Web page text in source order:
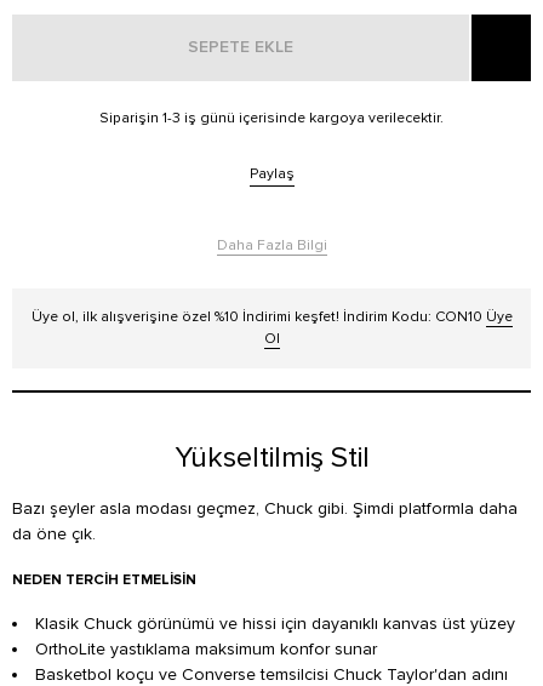
SEPETE EKLE
Siparişin 1-3 iş günü içerisinde kargoya verilecektir.
Paylaş
Daha Fazla Bilgi
Üye ol, ilk alışverişine özel %10 İndirimi keşfet! İndirim Kodu: CON10 Üye
Ol
Yükseltilmiş Stil
Bazı şeyler asla modası geçmez, Chuck gibi. Şimdi platformla daha
da öne çık.
NEDEN TERCIH ETMELISIN
Klasik Chuck görünümü ve hissi için dayanıklı kanvas üst yüzey
OrthoLite yastıklama maksimum konfor sunar
Basketbol koçu ve Converse temsilcisi Chuck Taylor'dan adını